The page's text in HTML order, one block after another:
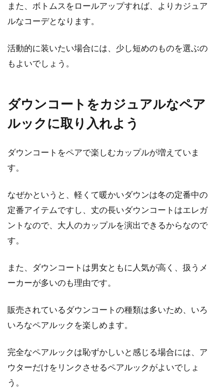
また、ボトムスをロールアップすれば、よりカジュア
ルなコーデとなります。
活動的に装いたい場合には、少し短めのものを選ぶの
もよいでしょう。
ダウンコートをカジュアルなペア
ルックに取り入れよう
ダウンコートをペアで楽しむカップルが増えていま
す。
なぜかというと、軽くて暖かいダウンは冬の定番中の
定番アイテムですし、丈の長いダウンコートはエレガ
ントなので、大人のカップルを演出できるからなので
す。
また、ダウンコートは男女ともに人気が高く、扱うメ
ーカーが多いのも理由です。
販売されているダウンコートの種類は多いため、いろ
いろなペアルックを楽しめます。
完全なペアルックは恥ずかしいと感じる場合には、ア
ウターだけをリンクさせるペアルックがよいでしょ
う。